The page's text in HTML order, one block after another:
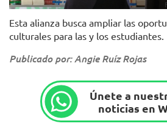
Esta alianza busca ampliar las
culturales para las y los estudiantes.
Publicado por: Angie Ruíz Rojas
Únete a
noticias en